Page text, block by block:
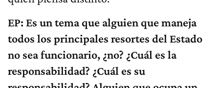
EP: Es un tema que alguien que maneja
todos los principales resortes del Estado
no sea funcionario, ¿no? ¿Cuál es la
responsabilidad? ¿Cuál es su